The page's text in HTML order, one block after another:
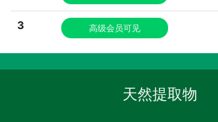
3 高级会员可见
天然提取物